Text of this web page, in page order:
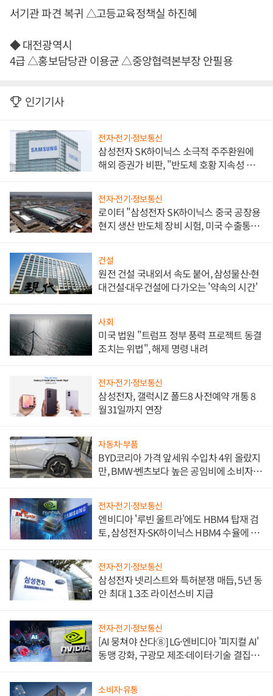
서기관 파견 복귀 △고등교육정책실 하진혜
◆ 대전광역시
4급 △홍보담당관 이용균 △중앙협력본부장 안필용
인기기사
전자·전기·정보통신
삼성전자 SK하이닉스 소극적 주주환원에
해외 증권가 비판, "반도체 호황 지속성 의
전자·전기·정보통신
로이터 "삼성전자 SK하이닉스 중국 공장용
현지 생산 반도체 장비 시험, 미국 수출통제
건설
원전 건설 국내외서 속도 붙어, 삼성물산·현
대건설·대우건설에 다가오는 '약속의 시간'
사회
미국 법원 "트럼프 정부 풍력 프로젝트 동결
조치는 위법", 해제 명령 내려
전자·전기·정보통신
삼성전자, 갤럭시Z 폴드8 사전예약 개통 8
월31일까지 연장
자동차·부품
BYD코리아 가격 앞세워 수입차 4위 올랐지
만, BMW·벤츠보다 높은 공임비에 소비자
전자·전기·정보통신
엔비디아 '루빈 울트라'에도 HBM4 탑재 검
토, 삼성전자·SK하이닉스 HBM4 수율에 주
전자·전기·정보통신
삼성전자 넷리스트와 특허분쟁 매듭, 5년 동
안 최대 1.3조 라이선스비 지급
전자·전기·정보통신
[AI 뭉쳐야 산다⑧] LG·엔비디아 '피지컬 AI'
동맹 강화, 구광모 제조·데이터·기술 결집
소비자·유통